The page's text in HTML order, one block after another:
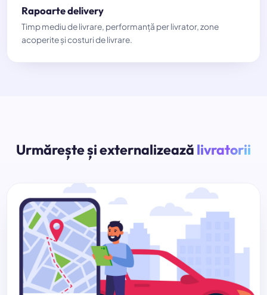
Rapoarte delivery
Timp mediu de livrare, performanță per livrator, zone
acoperite și costuri de livrare.
Urmărește și externalizează livratorii